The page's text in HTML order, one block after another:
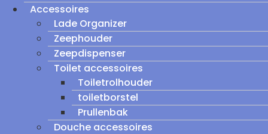
Accessoires
Lade Organizer
Zeephouder
Zeepdispenser
Toilet accessoires
Toiletrolhouder
toiletborstel
Prullenbak
Douche accessoires